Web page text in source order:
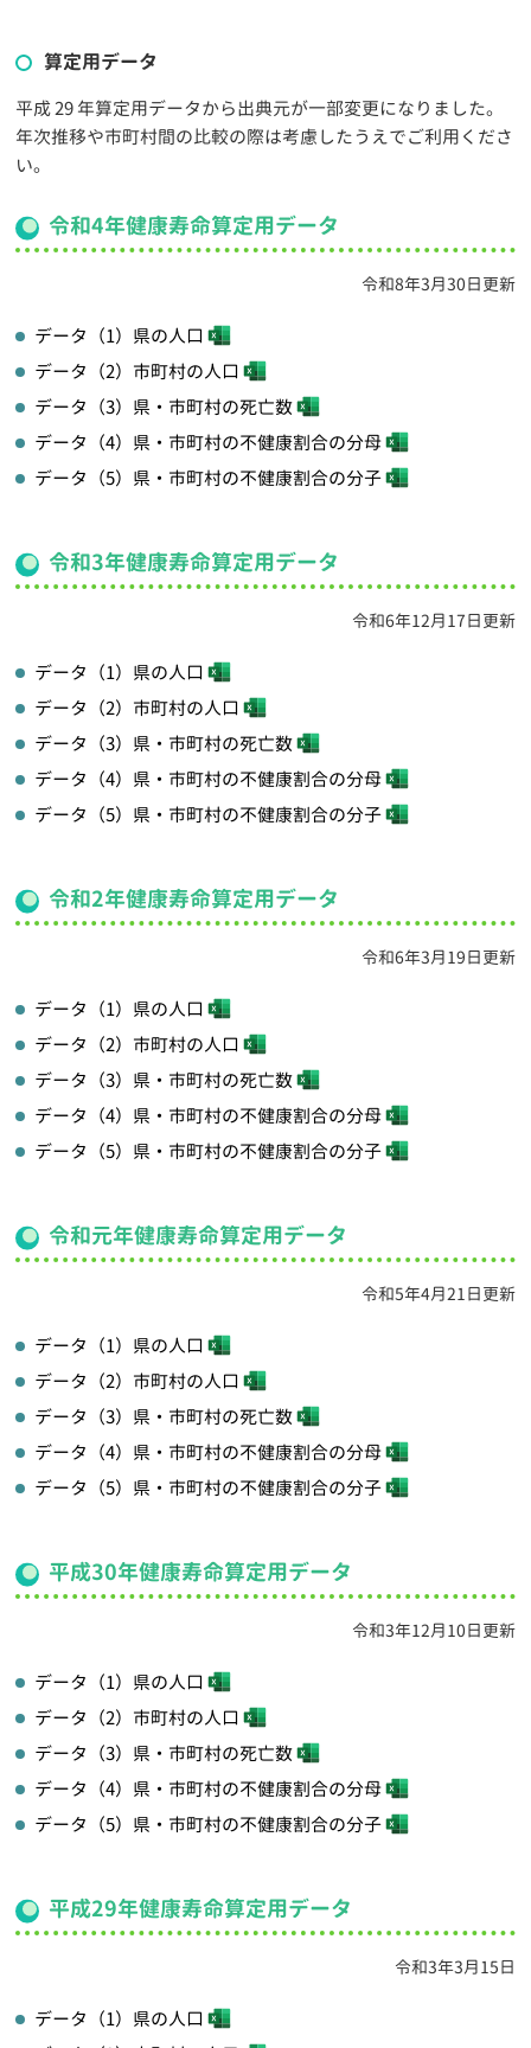
算定用データ
平成 29 年算定用データから出典元が一部変更になりました。
年次推移や市町村間の比較の際は考慮したうえでご利用くださ
い。
令和4年健康寿命算定用データ
令和8年3月30日更新
データ（1）県の人口
データ（2）市町村の人口
データ（3）県・市町村の死亡数
データ（4）県・市町村の不健康割合の分母
データ（5）県・市町村の不健康割合の分子
令和3年健康寿命算定用データ
令和6年12月17日更新
データ（1）県の人口
データ（2）市町村の人口
データ（3）県・市町村の死亡数
データ（4）県・市町村の不健康割合の分母
データ（5）県・市町村の不健康割合の分子
令和2年健康寿命算定用データ
令和6年3月19日更新
データ（1）県の人口
データ（2）市町村の人口
データ（3）県・市町村の死亡数
データ（4）県・市町村の不健康割合の分母
データ（5）県・市町村の不健康割合の分子
令和元年健康寿命算定用データ
令和5年4月21日更新
データ（1）県の人口
データ（2）市町村の人口
データ（3）県・市町村の死亡数
データ（4）県・市町村の不健康割合の分母
データ（5）県・市町村の不健康割合の分子
平成30年健康寿命算定用データ
令和3年12月10日更新
データ（1）県の人口
データ（2）市町村の人口
データ（3）県・市町村の死亡数
データ（4）県・市町村の不健康割合の分母
データ（5）県・市町村の不健康割合の分子
平成29年健康寿命算定用データ
令和3年3月15日
データ（1）県の人口